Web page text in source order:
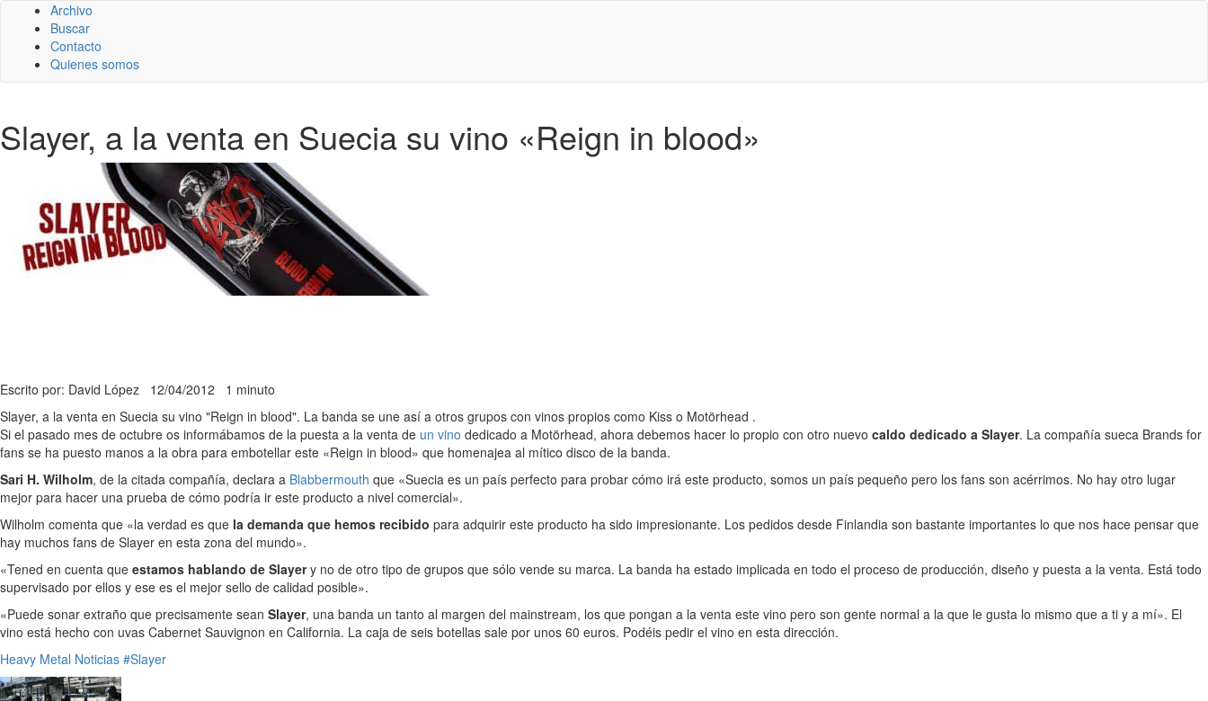
Archivo
Buscar
Contacto
Quienes somos
Slayer, a la venta en Suecia su vino «Reign in blood»
Escrito por: David López 12/04/2012 1 minuto
Slayer, a la venta en Suecia su vino "Reign in blood". La banda se une así a otros grupos con vinos propios como Kiss o Motörhead .
Si el pasado mes de octubre os informábamos de la puesta a la venta de un vino dedicado a Motörhead, ahora debemos hacer lo propio con otro nuevo caldo dedicado a Slayer. La compañía sueca Brands for
fans se ha puesto manos a la obra para embotellar este «Reign in blood» que homenajea al mítico disco de la banda.
Sari H. Wilholm, de la citada compañía, declara a Blabbermouth que «Suecia es un país perfecto para probar cómo irá este producto, somos un país pequeño pero los fans son acérrimos. No hay otro lugar
mejor para hacer una prueba de cómo podría ir este producto a nivel comercial».
Wilholm comenta que «la verdad es que la demanda que hemos recibido para adquirir este producto ha sido impresionante. Los pedidos desde Finlandia son bastante importantes lo que nos hace pensar que
hay muchos fans de Slayer en esta zona del mundo».
«Tened en cuenta que estamos hablando de Slayery no de otro tipo de grupos que sólo vende su marca. La banda ha estado implicada en todo el proceso de producción, diseño y puesta a la venta. Está todo
supervisado por ellos y ese es el mejor sello de calidad posible».
«Puede sonar extraño que precisamente sean Slayer, una banda un tanto al margen del mainstream, los que pongan a la venta este vino pero son gente normal a la que le gusta lo mismo que a ti y a mí». El
vino está hecho con uvas Cabernet Sauvignon en California. La caja de seis botellas sale por unos 60 euros. Podéis pedir el vino en esta dirección.
Heavy Metal Noticias #Slayer